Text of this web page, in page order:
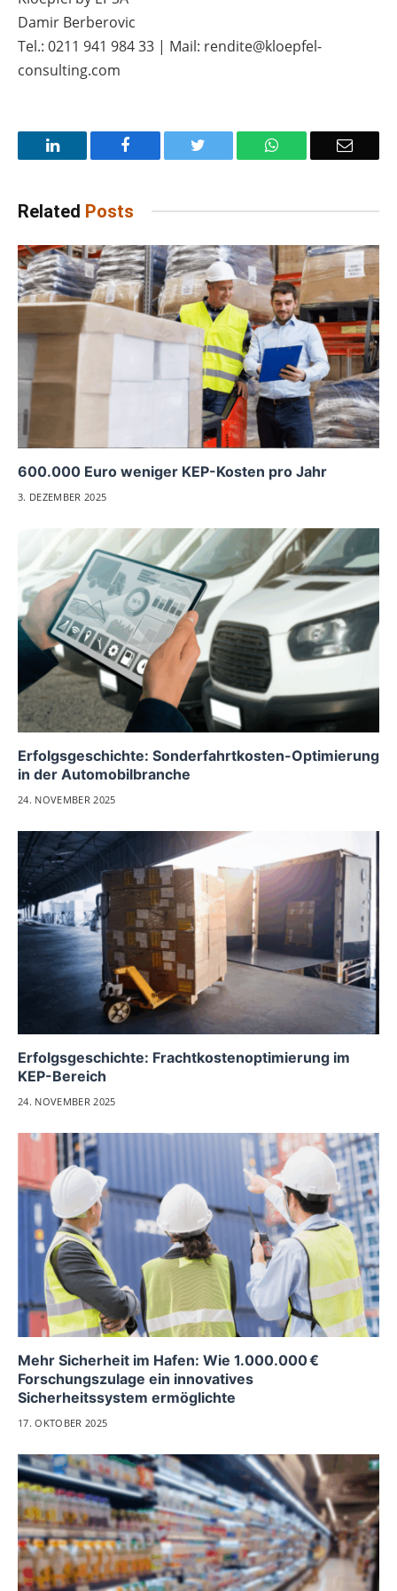
Damir Berberovic
Tel.: 0211 941 984 33 | Mail: rendite@kloepfel-
consulting.com
LinkedIn Facebook WhatsApp Email
Related Posts
600.000 Euro weniger KEP-Kosten pro Jahr
3. DEZEMBER 2025
Erfolgsgeschichte: Sonderfahrtkosten-Optimierung
in der Automobilbranche
24. NOVEMBER 2025
Erfolgsgeschichte: Frachtkostenoptimierung im
KEP-Bereich
24. NOVEMBER 2025
Mehr Sicherheit im Hafen: Wie 1.000.000 €
Forschungszulage ein innovatives
Sicherheitssystem ermöglichte
17. OKTOBER 2025